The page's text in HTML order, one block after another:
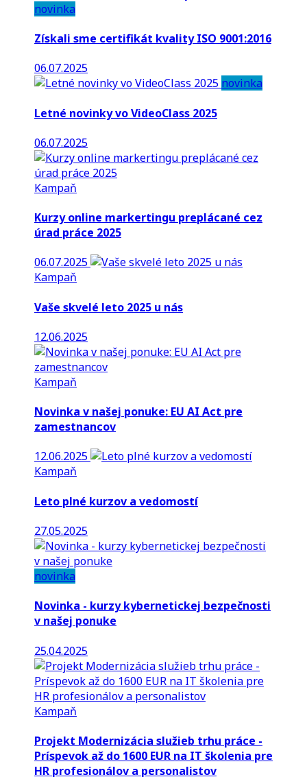
novinka
Získali sme certifikát kvality ISO 9001:2016
06.07.2025
novinka
Letné novinky vo VideoClass 2025
06.07.2025
Kampaň
Kurzy online markertingu preplácané cez
úrad práce 2025
06.07.2025
Kampaň
Vaše skvelé leto 2025 u nás
12.06.2025
Kampaň
Novinka v našej ponuke: EU AI Act pre
zamestnancov
12.06.2025
Kampaň
Leto plné kurzov a vedomostí
27.05.2025
novinka
Novinka - kurzy kybernetickej bezpečnosti
v našej ponuke
25.04.2025
Kampaň
Projekt Modernizácia služieb trhu práce -
Príspevok až do 1600 EUR na IT školenia pre
HR profesionálov a personalistov